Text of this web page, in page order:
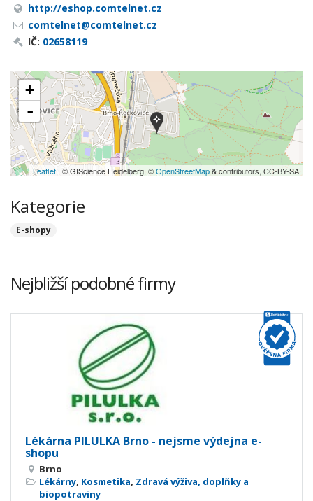
http://eshop.comtelnet.cz
comtelnet@comtelnet.cz
IČ: 02658119
+
-
Leaflet | © GIScience Heidelberg, ©OpenStreetMap& contributors, CC-BY-SA
Kategorie
E-shopy
Nejbližší podobné firmy
Lékárna PILULKA Brno - nejsme výdejna e-
shopu
Brno
Lékárny, Kosmetika, Zdravá výživa, doplňky a
biopotraviny